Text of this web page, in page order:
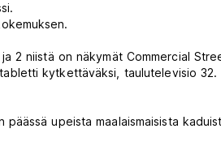
2 niistä on näkymät Commercial
kytkettäväksi, taulutelevisio 32.
upeista maalaismaisista